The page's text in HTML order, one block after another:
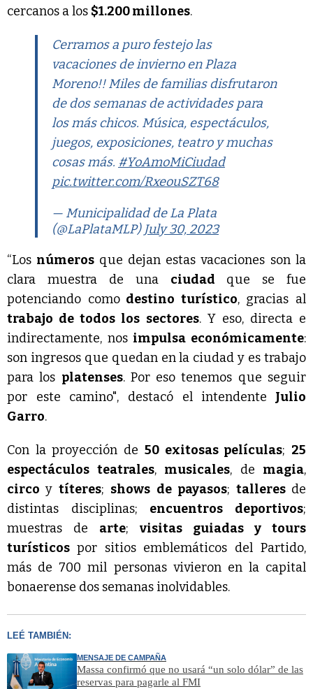
cercanos a los $1.200 millones.
Cerramos a puro festejo las
vacaciones de invierno en Plaza
Moreno!! Miles de familias disfrutaron
de dos semanas de actividades para
los más chicos. Música, espectáculos,
juegos, exposiciones, teatro y muchas
cosas más. #YoAmoMiCiudad
pic.twitter.com/RxeouSZT68
— Municipalidad de La Plata
(@LaPlataMLP) July 30, 2023
“Los números que dejan estas vacaciones son la
clara muestra de una ciudad que se fue
potenciando comodestino turístico, gracias al
trabajo de todos los sectores. Y eso, directa e
indirectamente, nos impulsa económicamente:
son ingresos que quedan en la ciudad y es trabajo
para los platenses. Por eso tenemos que seguir
por este camino", destacó el intendente Julio
Garro.
Con la proyección de 50 exitosas películas; 25
espectáculos teatrales, musicales, de magia,
circoytíteres; shows de payasos; talleres de
distintas disciplinas; encuentros deportivos;
muestras de arte; visitas guiadas y tours
turísticos por sitios emblemáticos del Partido,
más de 700 mil personas vivieron en la capital
bonaerense dos semanas inolvidables.
LEÉ TAMBIÉN:
MENSAJE DE CAMPAÑA
Massa confirmó que no usará “un solo dólar” de las
reservas para pagarle al FMI